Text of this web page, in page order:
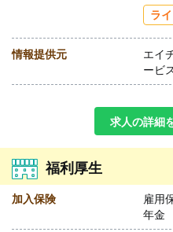
ラ
情報提供元
エイ
ービ
求人の詳細
福利厚生
加入保険
雇用
年金